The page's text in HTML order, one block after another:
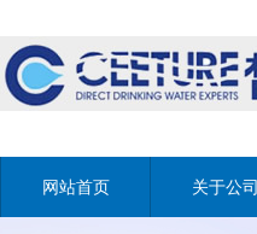
网站首页 关于公司